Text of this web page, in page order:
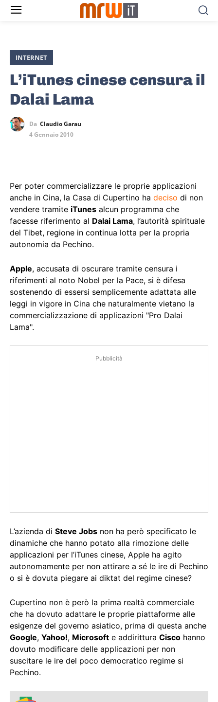
INTERNET
L’iTunes cinese censura il
Dalai Lama
Da Claudio Garau
4 Gennaio 2010
Per poter commercializzare le proprie applicazioni
anche in Cina, la Casa di Cupertino ha deciso di non
vendere tramite iTunes alcun programma che
facesse riferimento al Dalai Lama, l’autorità spirituale
del Tibet, regione in continua lotta per la propria
autonomia da Pechino.
Apple, accusata di oscurare tramite censura i
riferimenti al noto Nobel per la Pace, si è difesa
sostenendo di essersi semplicemente adattata alle
leggi in vigore in Cina che naturalmente vietano la
commercializzazione di applicazioni "Pro Dalai
Lama".
Pubblicità
L’azienda di Steve Jobs non ha però specificato le
dinamiche che hanno potato alla rimozione delle
applicazioni per l’iTunes cinese, Apple ha agito
autonomamente per non attirare a sé le ire di Pechino
o si è dovuta piegare ai diktat del regime cinese?
Cupertino non è però la prima realtà commerciale
che ha dovuto adattare le proprie piattaforme alle
esigenze del governo asiatico, prima di questa anche
Google, Yahoo!, Microsoft e addirittura Cisco hanno
dovuto modificare delle applicazioni per non
suscitare le ire del poco democratico regime si
Pechino.